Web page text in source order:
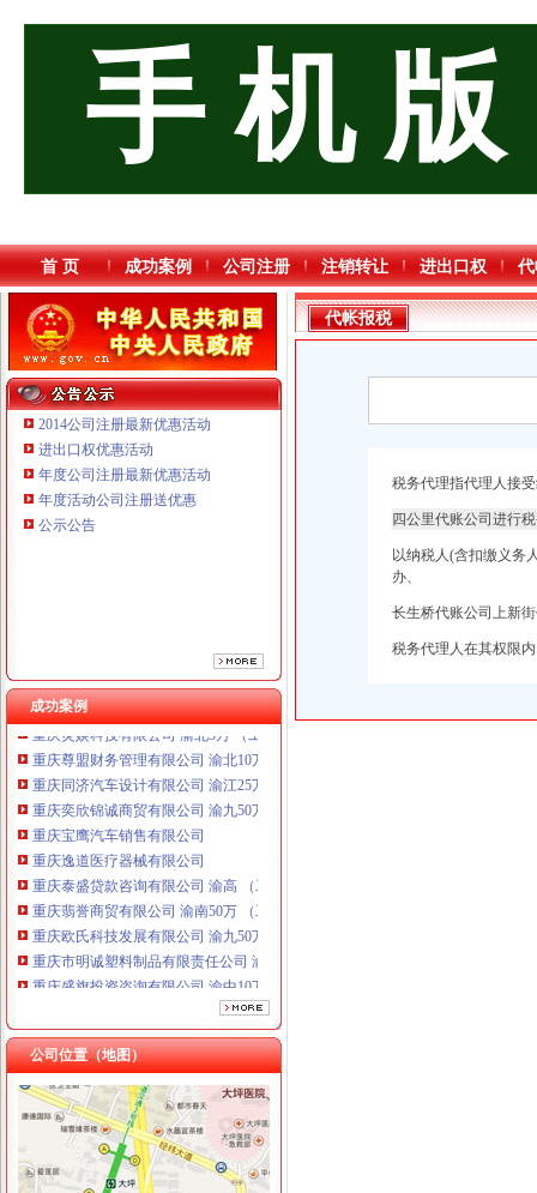
手 机 版
首 页 成功案例 公司注册 注销转让 进出口权
2014公司注册最新优惠活动
进出口权优惠活动
年度公司注册最新优惠活动
年度活动公司注册送优惠
公示公告
成功案例
重庆奕欣锦诚商贸有限公司 渝九50万 （工商注册）
重庆市明诚塑料制品有限责任公司 渝高100万 （进出口权）
重庆盛旗投资咨询有限公司 渝中10万 （工商注册）
重庆灵娱科技有限公司 渝北3万 （工商注册）
重庆尊盟财务管理有限公司 渝北10万 （工商注册）
重庆同济汽车设计有限公司 渝江25万 （工商注册）
重庆奕欣锦诚商贸有限公司 渝九50万 （工商注册）
重庆宝鹰汽车销售有限公司
重庆逸道医疗器械有限公司
重庆泰盛贷款咨询有限公司 渝高 （工商注册）
重庆翡誉商贸有限公司 渝南50万 （工商注册）
重庆欧氏科技发展有限公司 渝九50万 （进出口权）
重庆市明诚塑料制品有限责任公司 渝高100万 （进出口权）
重庆盛旗投资咨询有限公司 渝中10万 （工商注册）
重庆尊盟财务管理有限公司 渝北10万 （工商注册）
重庆同济汽车设计有限公司 渝江25万 （工商注册）
公司位置（地图）
南坪
代帐报税
税务代理指代理人接
四公里代账公司进行
以纳税人(含扣缴义务
办、
长生桥代账公司上新
税务代理人在其权限